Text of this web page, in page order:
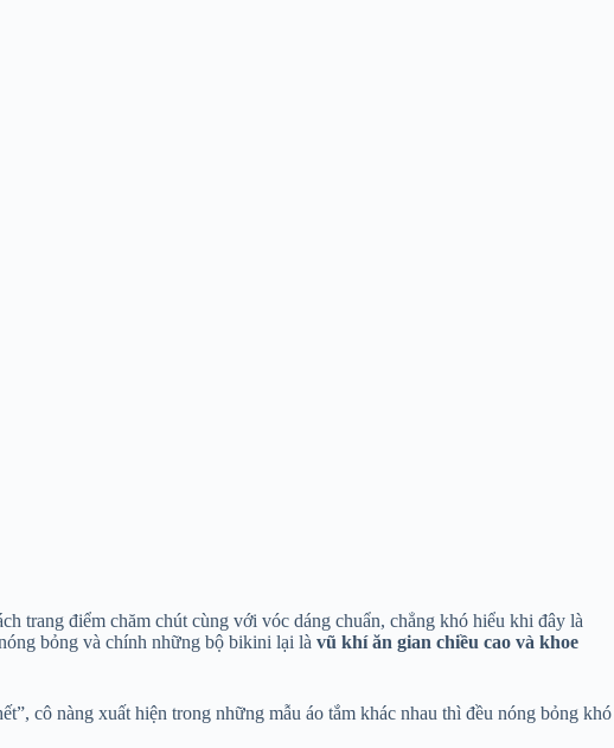
trang điểm chăm chút cùng với vóc dáng chuẩn, chẳng khó hiểu khi đây là
bỏng và chính những bộ bikini lại là vũ khí ăn gian chiều cao và khoe
cô nàng xuất hiện trong những mẫu áo tắm khác nhau thì đều nóng bỏng khó